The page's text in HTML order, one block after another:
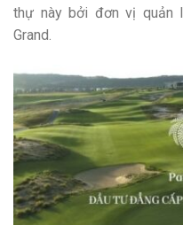
thự này bởi đơn vị quản
Grand.